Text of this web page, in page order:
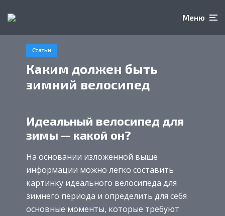
Меню
Статьи
Каким должен быть
зимний велосипед
Идеальный велосипед для
зимы — какой он?
На основании изложенной выше
информации можно легко составить
картинку идеального велосипеда для
зимнего периода и определить для себя
основные моменты, которые требуют